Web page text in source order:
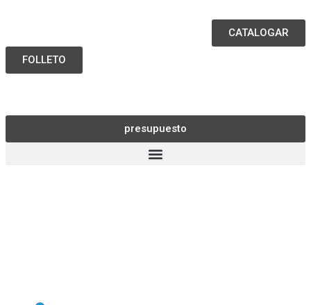
CATALOGAR
FOLLETO
presupuesto